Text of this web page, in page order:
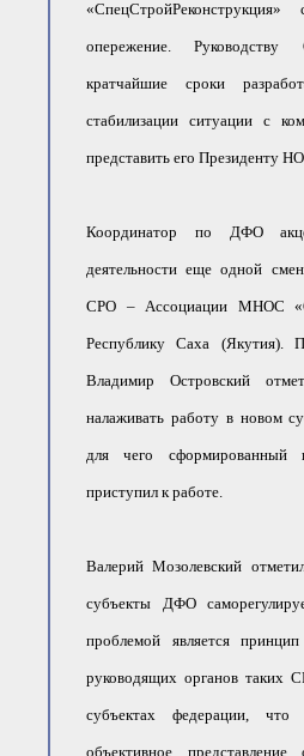
опережение.
кратчайшие сроки
стабилизации ситуации с
представить его Президенту
Координатор по ДФО
деятельности еще одной
СРО – Ассоциации МНОС
Республику Саха (Якутия).
Владимир Островский
налаживать работу в новом
для чего сформированный
приступил к работе.
Валерий Мозолевский
субъекты ДФО
проблемой является
руководящих органов таких
субъектах федерации, что
объективное